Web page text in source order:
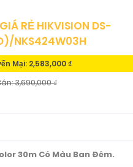
RẺ HIKVISION DS-
NKS424W03H
Mại: 2,583,000 ₫
3,690,000 ₫
30m Có Màu Ban Ðêm.